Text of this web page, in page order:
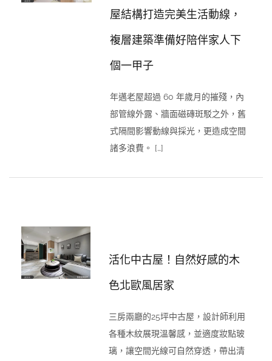
屋結構打造完美生活動線，
複層建築準備好陪伴家人下
個一甲子
年邁老屋超過 60 年歲月的摧殘，內
部管線外露、牆面磁磚斑駁之外，舊
式隔間影響動線與採光，更造成空間
諸多浪費。 […]
活化中古屋！自然好感的木
色北歐風居家
三房兩廳的25坪中古屋，設計師利用
各種木紋展現溫馨感，並適度妝點玻
璃，讓空間光線可自然穿透，帶出清